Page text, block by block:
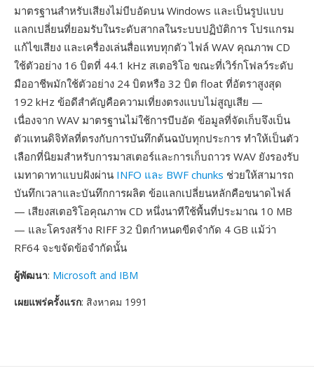
มาตรฐานสำหรับเสียงไม่บีบอัดบน Windows และเป็นรูปแบบ
แลกเปลี่ยนที่ยอมรับในระดับสากลในระบบปฏิบัติการ โปรแกรม
แก้ไขเสียง และเครื่องเล่นสื่อแทบทุกตัว ไฟล์ WAV คุณภาพ CD
ใช้ตัวอย่าง 16 บิตที่ 44.1 kHz สเตอริโอ ขณะที่เวิร์กโฟลว์ระดับ
มืออาชีพมักใช้ตัวอย่าง 24 บิตหรือ 32 บิต float ที่อัตราสูงสุด
192 kHz ข้อดีสำคัญคือความเที่ยงตรงแบบไม่สูญเสีย —
เนื่องจาก WAV มาตรฐานไม่ใช้การบีบอัด ข้อมูลที่จัดเก็บจึงเป็น
ตัวแทนดิจิทัลที่ตรงกับการบันทึกต้นฉบับทุกประการ ทำให้เป็นตัว
เลือกที่นิยมสำหรับการมาสเตอร์และการเก็บถาวร WAV ยังรองรับ
เมทาดาทาแบบฝังผ่าน INFO และ BWF chunks ช่วยให้สามารถ
บันทึกเวลาและบันทึกการผลิต ข้อแลกเปลี่ยนหลักคือขนาดไฟล์
— เสียงสเตอริโอคุณภาพ CD หนึ่งนาทีใช้พื้นที่ประมาณ 10 MB
— และโครงสร้าง RIFF 32 บิตกำหนดขีดจำกัด 4 GB แม้ว่า
RF64 จะขจัดข้อจำกัดนั้น
ผู้พัฒนา: Microsoft and IBM
เผยแพร่ครั้งแรก: สิงหาคม 1991